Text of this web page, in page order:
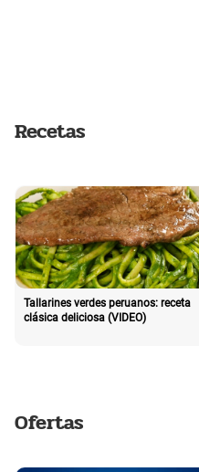
Recetas
Tallarines verdes peruanos: receta
clásica deliciosa (VIDEO)
Ofertas